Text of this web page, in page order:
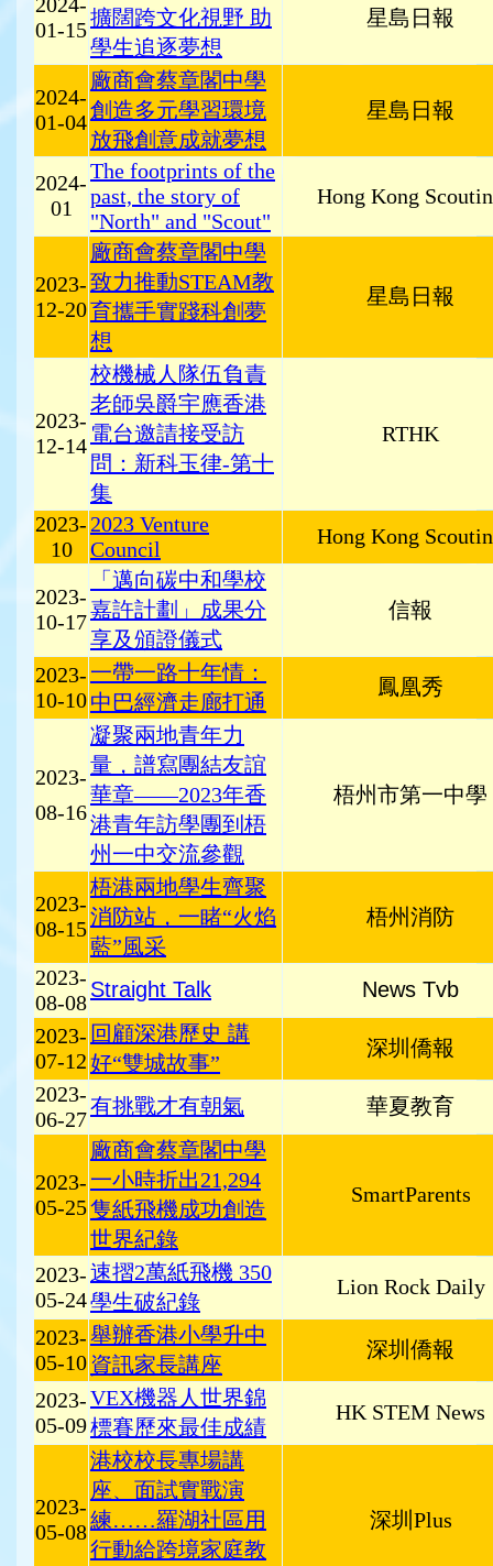
01-15擴闊跨文化視野 助
學生追逐夢想
星島日報
2024-
01-04
廠商會蔡章閣中學
創造多元學習環境
放飛創意成就夢想
星島日報
2024-
01
The footprints of the
past, the story of
"North" and "Scout"
Hong Kong
2023-
12-20
廠商會蔡章閣中學
致力推動STEAM教
育攜手實踐科創夢
想
星島日報
2023-
12-14
校機械人隊伍負責
老師吳爵宇應香港
電台邀請接受訪
問：新科玉律-第十
集
RTHK
2023-
10
2023 Venture
Council
Hong Kong
2023-
10-17
「邁向碳中和學校
嘉許計劃」成果分
享及頒證儀式
信報
2023-
10-10
一帶一路十年情：
中巴經濟走廊打通
鳳凰秀
2023-
08-16
凝聚兩地青年力
量，譜寫團結友誼
華章——2023年香
港青年訪學團到梧
州一中交流參觀
梧州市第一中學
2023-
08-15
梧港兩地學生齊聚
消防站，一睹“火焰
藍”風采
梧州消防
2023-
08-08
Straight Talk
News Tvb
2023-
07-12
回顧深港歷史 講
好“雙城故事”
深圳僑報
2023-
06-27
有挑戰才有朝氣 華夏教育
2023-
05-25
廠商會蔡章閣中學
一小時折出21,294
隻紙飛機成功創造
世界紀錄
SmartParents
2023-
05-24
速摺2萬紙飛機 350
學生破紀錄
Lion Rock Daily
2023-
05-10
舉辦香港小學升中
資訊家長講座
深圳僑報
2023-
05-09
VEX機器人世界錦
標賽歷來最佳成績
HK STEM News
2023-
05-08
港校校長專場講
座、面試實戰演
練……羅湖社區用
行動給跨境家庭教
深圳Plus